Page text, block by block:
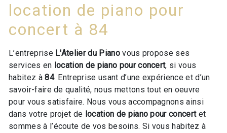
location de piano pour
concert à 84
L’entreprise L'Atelier du Pianovous propose ses
services en location de piano pour concert, si vous
habitez à84. Entreprise usant d’une expérience et d’un
savoir-faire de qualité, nous mettons tout en oeuvre
pour vous satisfaire. Nous vous accompagnons ainsi
dans votre projet de location de piano pour concertet
sommes à l’écoute de vos besoins. Si vous habitez à